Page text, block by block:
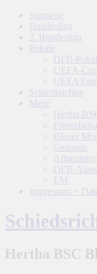
Startseite
Bundesliga
2. Bundesliga
Pokale
DFB-Pokal
UEFA-Cup
UEFA
Schiedsrichter
Mehr
Hertha
Blauer
Gespann
DFB-
EM
Impressum +
Hertha BSC